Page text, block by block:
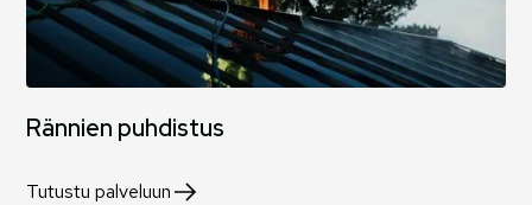
Rännien puhdistus
Tutustu palveluun